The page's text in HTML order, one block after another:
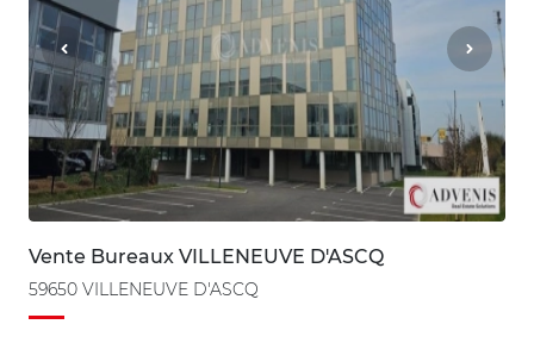
Vente Bureaux VILLENEUVE D'ASCQ
59650 VILLENEUVE D'ASCQ